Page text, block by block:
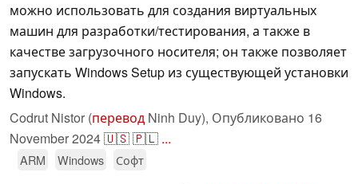
можно использовать для создания виртуальных
машин для разработки/тестирования, а также в
качестве загрузочного носителя; он также позволяет
запускать Windows Setup из существующей установки
Windows.
Codrut Nistor (перевод Ninh Duy), Опубликовано 16
November 2024🇺🇸🇵🇱 ...
ARM Windows Софт